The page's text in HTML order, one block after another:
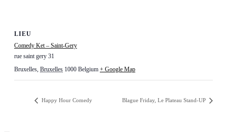
LIEU
Comedy Ket – Saint-Gery
rue saint gery 31
Bruxelles, Bruxelles 1000 Belgium + Google Map
Happy Hour Comedy Blague Friday, Le Plateau Stand-UP